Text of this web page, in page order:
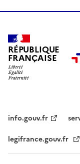
RÉPUBLIQUE
FRANÇAISE
info.gouv.fr
legifrance.gouv.fr